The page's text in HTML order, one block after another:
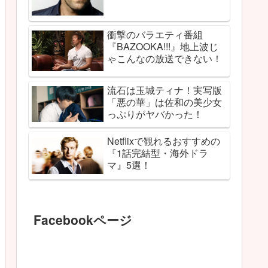
衝撃のバラエティ番組
『BAZOOKA!!!』地上波じ
ゃこんなの放送できない！
流石は玉城ティナ！実写版
「悪の華」は佐和の美少女
っぷりがヤバかった！
Netflixで観れるおすすめの
『1話完結型・海外ドラ
マ』5選！
Facebookページ